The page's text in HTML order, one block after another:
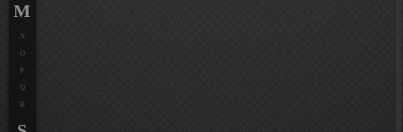
M
N
O
P
Q
R